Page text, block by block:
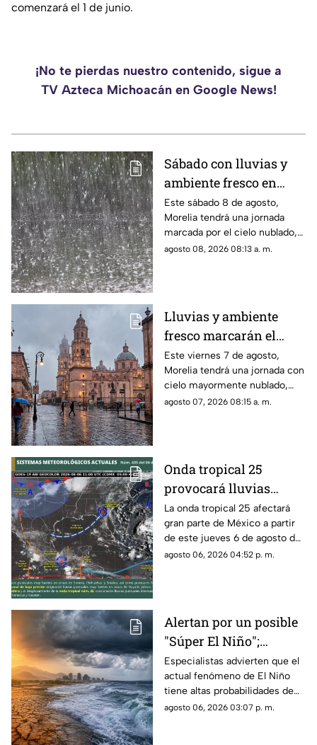
comenzará el 1 de junio.
¡No te pierdas nuestro contenido, sigue a
TV Azteca Michoacán en Google News!
Sábado con lluvias y
ambiente fresco en
Morelia
Este sábado 8 de agosto,
Morelia tendrá una jornada
marcada por el cielo nublado,
ambiente fresco y posibilidad
morelianos durante el día.
agosto 08, 2026 08:13 a. m.
Lluvias y ambiente
fresco marcarán el
clima de este viernes
en Morelia
Este viernes 7 de agosto,
Morelia tendrá una jornada con
cielo mayormente nublado,
ambiente fresco durante la
el Servicio Meteorológico
Nacional (SMN).
agosto 07, 2026 08:15 a. m.
Onda tropical 25
provocará lluvias
intensas y riesgo de
inundaciones en
Michoacán y otros
estados
La onda tropical 25 afectará
gran parte de México a partir
de este jueves 6 de agosto de
2026, generando condiciones
informó el Servicio
Meteorológico Nacional
(SMN).
agosto 06, 2026 04:52 p. m.
Alertan por un posible
"Súper El Niño";
científicos prevén
impactos hasta 2027
Especialistas advierten que el
actual fenómeno de El Niño
tiene altas probabilidades de
convertirse en uno de los más
agosto 06, 2026 03:07 p. m.